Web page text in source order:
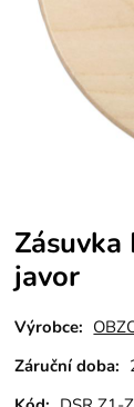
Zásuvka
javor
Výrobce:
Záruční doba: